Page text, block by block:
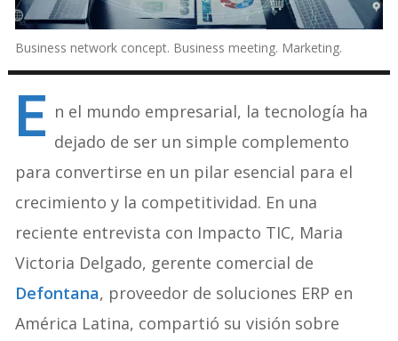
Business network concept. Business meeting. Marketing.
E n el mundo empresarial, la tecnología ha
dejado de ser un simple complemento
para convertirse en un pilar esencial para el
crecimiento y la competitividad. En una
reciente entrevista con Impacto TIC, Maria
Victoria Delgado, gerente comercial de
Defontana, proveedor de soluciones ERP en
América Latina, compartió su visión sobre